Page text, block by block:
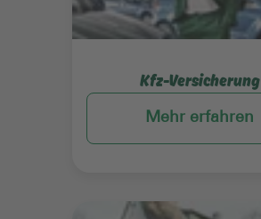
Kfz-Versicherung
Mehr erfahren
Mehr erfahren